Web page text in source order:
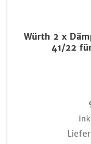
Würth 2 x
41/22